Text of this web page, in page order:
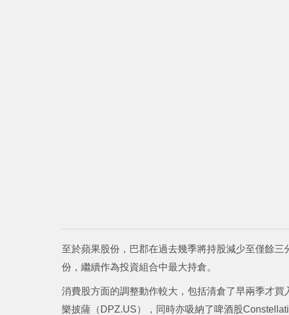
至於蘋果股份，巴郡在過去幾季將持股減少至僅餘
份，繼續作為投資組合中最大持倉。
消費股方面的調整動作較大，包括清倉了早兩季才
樂披薩（DPZ.US），同時亦吸納了啤酒股